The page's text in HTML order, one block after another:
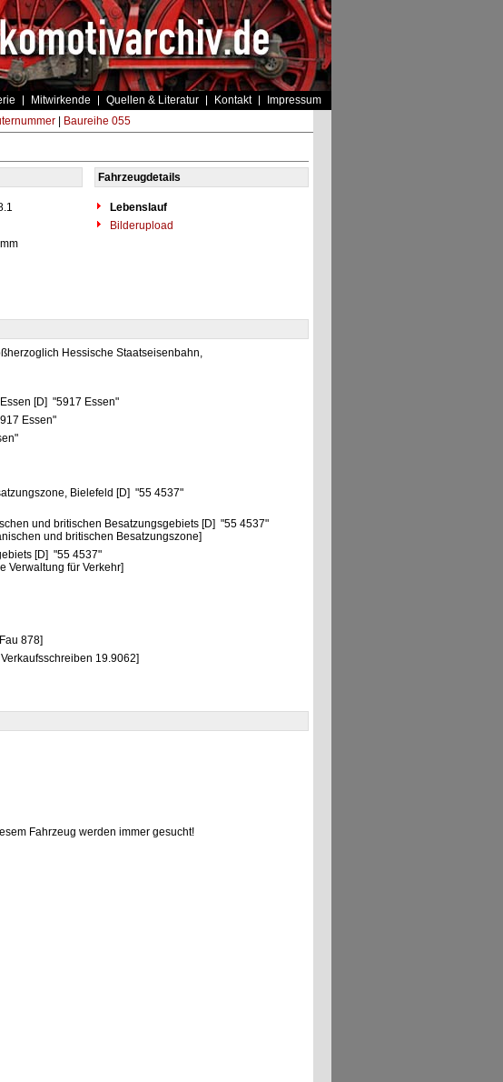
Mitwirkende Quellen & Literatur Kontakt Impressum
| Baureihe 055
Fahrzeugdetails
Lebenslauf
Bilderupload
Hessische Staatseisenbahn,
[D] "5917 Essen"
Essen"
Bielefeld [D] "55 4537"
und britischen Besatzungsgebiets [D] "55 4537"
und britischen Besatzungszone]
[D] "55 4537"
Verwaltung für Verkehr]
878]
19.9062]
Fahrzeug werden immer gesucht!